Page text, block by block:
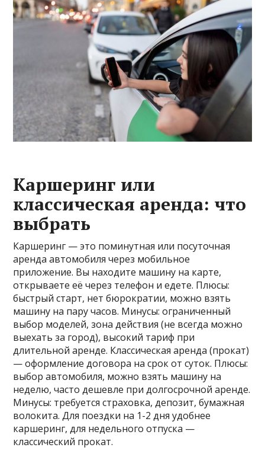
Каршеринг или
классическая аренда: что
выбрать
Каршеринг — это поминутная или посуточная
аренда автомобиля через мобильное
приложение. Вы находите машину на карте,
открываете её через телефон и едете. Плюсы:
быстрый старт, нет бюрократии, можно взять
машину на пару часов. Минусы: ограниченный
выбор моделей, зона действия (не всегда можно
выехать за город), высокий тариф при
длительной аренде. Классическая аренда (прокат)
— оформление договора на срок от суток. Плюсы:
выбор автомобиля, можно взять машину на
неделю, часто дешевле при долгосрочной аренде.
Минусы: требуется страховка, депозит, бумажная
волокита. Для поездки на 1-2 дня удобнее
каршеринг, для недельного отпуска —
классический прокат.